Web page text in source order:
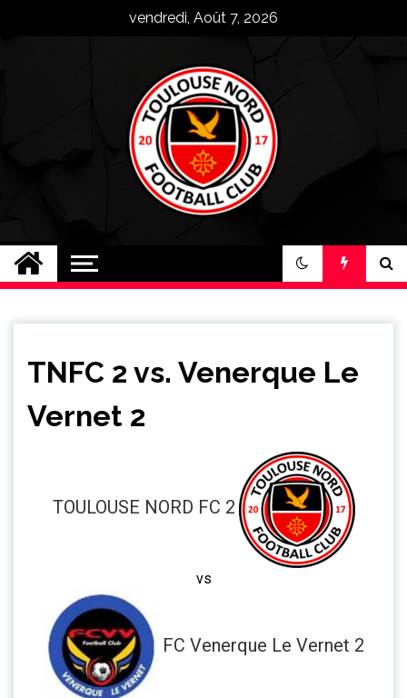
vendredi, Août 7, 2026
Toulouse Nord FC
Plus qu'un club, une famille !
TNFC 2 vs. Venerque Le
Vernet 2
TOULOUSE NORD FC 2
vs
FC Venerque Le Vernet 2